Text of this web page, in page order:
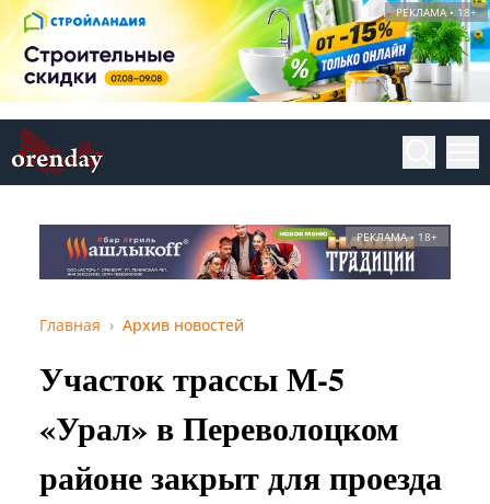
РЕКЛАМА • 18+
РЕКЛАМА • 18+
Главная Архив новостей
Участок трассы М-5
«Урал» в Переволоцком
районе закрыт для проезда